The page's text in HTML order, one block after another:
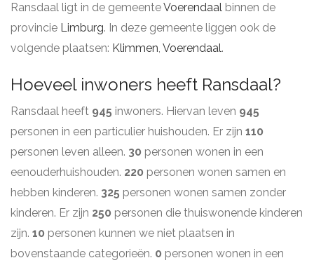
Ransdaal ligt in de gemeenteVoerendaal binnen de
provincie Limburg. In deze gemeente liggen ook de
volgende plaatsen: Klimmen, Voerendaal.
Hoeveel inwoners heeft Ransdaal?
Ransdaal heeft 945 inwoners. Hiervan leven 945
personen in een particulier huishouden. Er zijn 110
personen leven alleen. 30 personen wonen in een
eenouderhuishouden. 220 personen wonen samen en
hebben kinderen. 325 personen wonen samen zonder
kinderen. Er zijn 250 personen die thuiswonende kinderen
zijn. 10 personen kunnen we niet plaatsen in
bovenstaande categorieën. 0 personen wonen in een